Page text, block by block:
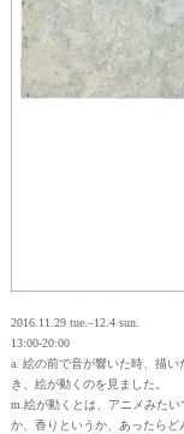
2016.11.29 tue.–12.4 sun.
13:00-20:00
a. 絵の前で音が響いた時、描
き、絵が動くのを見ました。
m.絵が動くとは、アニメみた
か、香りというか、あったらど